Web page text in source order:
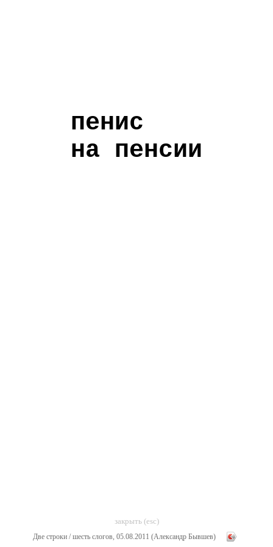
пенис
на пенсии
закрыть (esc)
Две строки / шесть слогов, 05.08.2011 (Александр Бывшев)